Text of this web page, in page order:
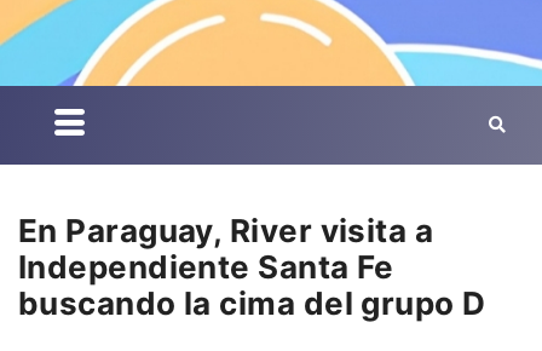
En Paraguay, River visita a
Independiente Santa Fe
buscando la cima del grupo D